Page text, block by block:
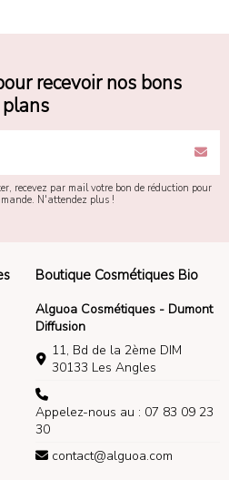
recevoir nos bons
plans
recevez par mail votre bon de réduction pour
N'attendez plus !
Boutique Cosmétiques Bio
Alguoa Cosmétiques - Dumont
Diffusion
11, Bd de la 2ème DIM
30133 Les Angles
Appelez-nous au : 07 83 09 23
30
contact@alguoa.com